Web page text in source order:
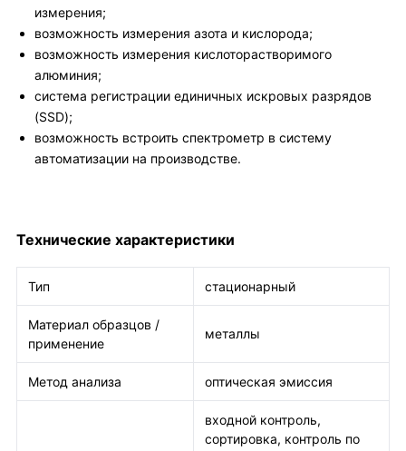
измерения;
возможность измерения азота и кислорода;
возможность измерения кислоторастворимого
алюминия;
система регистрации единичных искровых разрядов
(SSD);
возможность встроить спектрометр в систему
автоматизации на производстве.
Технические характеристики
Тип стационарный
Материал образцов /
применение
металлы
Метод анализа оптическая эмиссия
входной контроль,
сортировка, контроль по